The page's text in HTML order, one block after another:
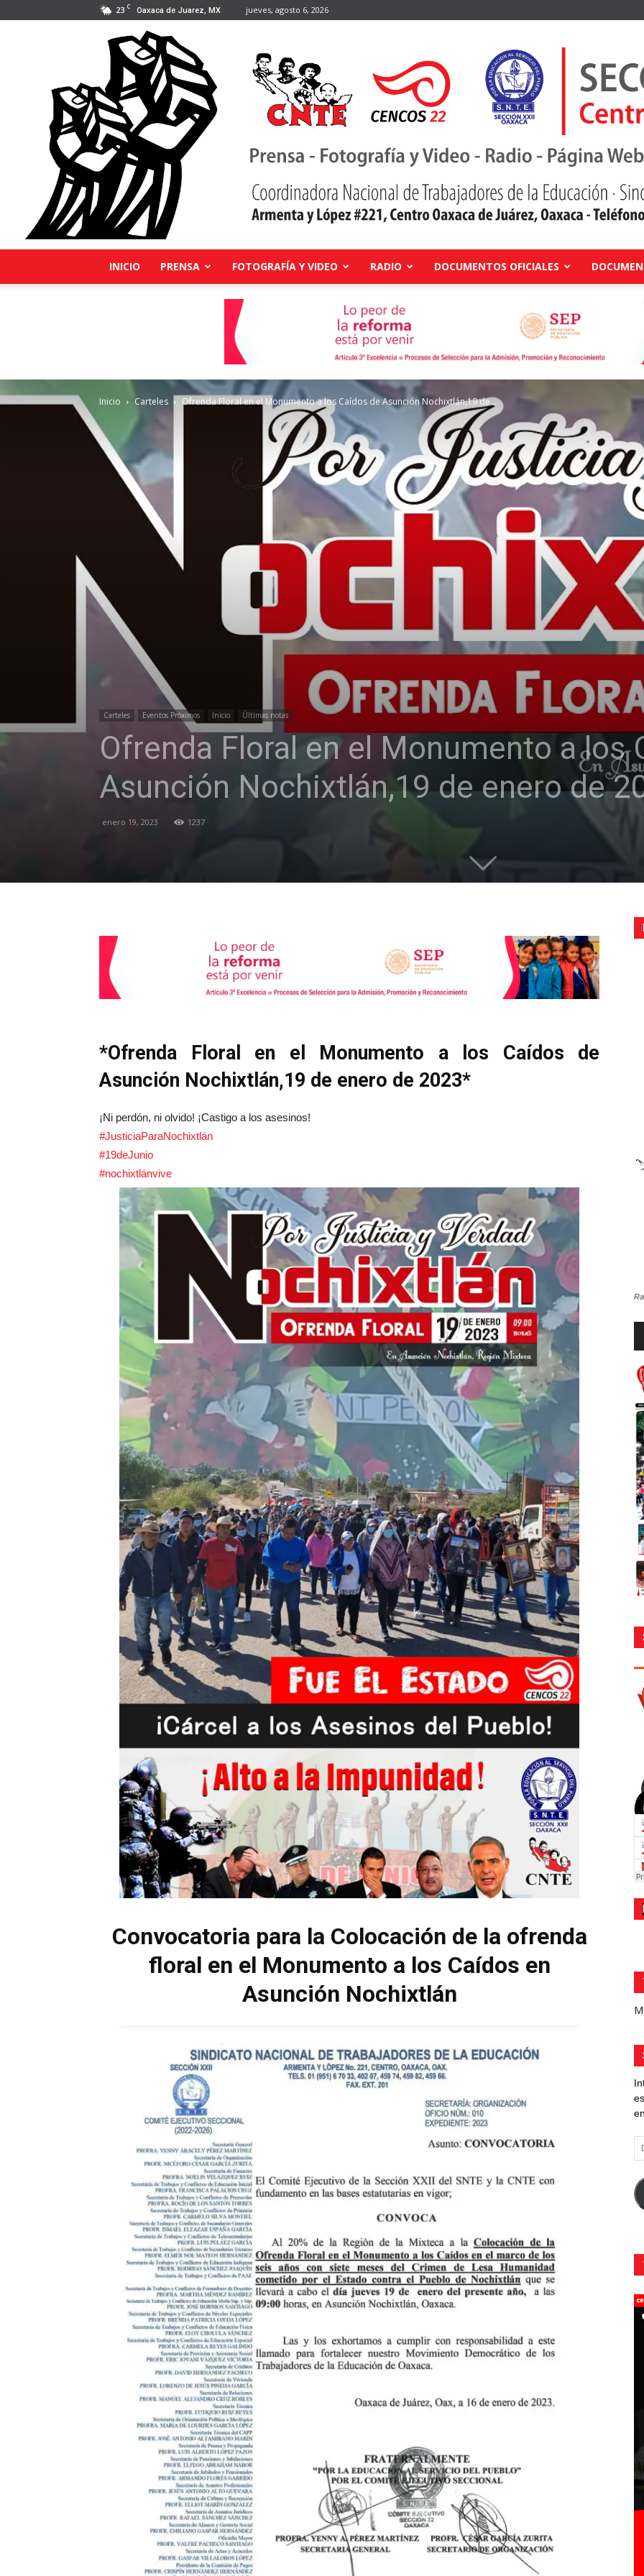
23 C Oaxaca de Juarez, MX jueves, agosto 6, 2026
Comunicación
la
Sección
INICIO PRENSA FOTOGRAFÍA Y VIDEO RADIO DOCUMENTOS OFICIALES
Inicio Carteles Ofrenda Floral en el Monumento a los Caídos de Asunción Nochixtlán,19 de...
Carteles Eventos Próximos Inicio Últimas notas
Ofrenda Floral en el Monumento a los
Asunción Nochixtlán,19 de enero de
enero 19, 2023 1237
*Ofrenda Floral en el Monumento a los Caídos de
Asunción Nochixtlán,19 de enero de 2023*
¡Ni perdón, ni olvido! ¡Castigo a los asesinos!
#JusticiaParaNochixtlán
#19deJunio
#nochixtlánvive
Convocatoria para la Colocación de la ofrenda
floral en el Monumento a los Caídos en
Asunción Nochixtlán
de